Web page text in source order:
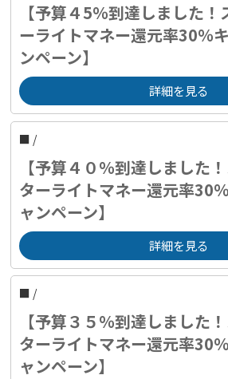
【予算４5％到達しました！
ーライトマネー還元率30％
ンペーン】
詳細を見る
■ /
【予算４０％到達しました
ターライトマネー還元率30
ャンペーン】
詳細を見る
■ /
【予算３５％到達しました
ターライトマネー還元率30
ャンペーン】